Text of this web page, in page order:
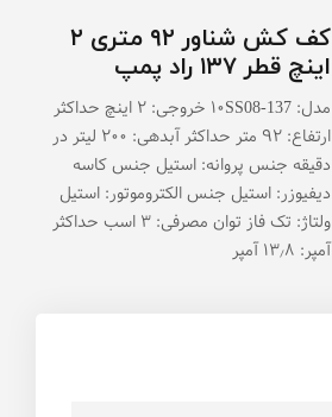
کف کش شناور ۹۲ متری ۲
اینچ قطر ۱۳۷ راد پمپ
مدل: ۱۰SS08-137 خروجی: ۲ اینچ حداکثر
ارتفاع: ۹۲ متر حداکثر آبدهی: ۲۰۰ لیتر در
دقیقه جنس پروانه: استیل جنس کاسه
دیفیوزر: استیل جنس الکتروموتور: استیل
ولتاژ: تک فاز توان مصرفی: ۳ اسب حداکثر
آمپر: ۱۳٫۸ آمپر